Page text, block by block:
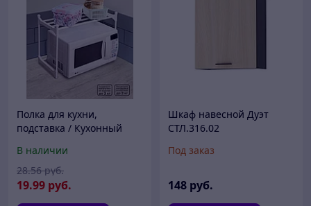
Полка для кухни,
подставка / Кухонный
В наличии
19.99 руб.
28.56 руб.
Шкаф навесной Дуэт
СТЛ.316.02
Под заказ
148 руб.